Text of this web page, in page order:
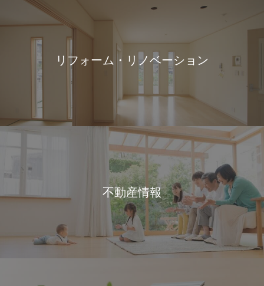
リフォーム・リノベーション
不動産情報